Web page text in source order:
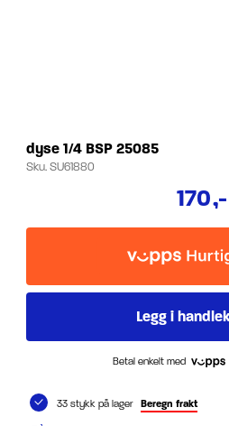
dyse 1/4 BSP 25085
Sku.SU61880
170,-
Betal enkelt med
33 stykk på lager Beregn frakt